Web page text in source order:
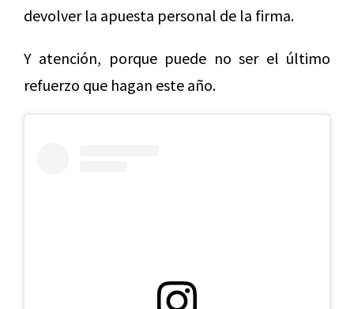
devolver la apuesta personal de la firma.
Y atención, porque puede no ser el último
refuerzo que hagan este año.